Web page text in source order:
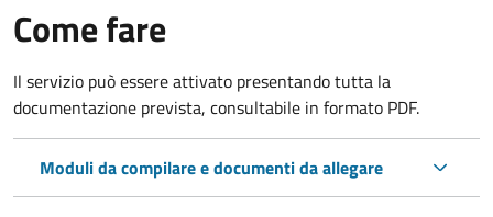
Come fare
Il servizio può essere attivato presentando tutta la
documentazione prevista, consultabile in formato PDF.
Moduli da compilare e documenti da allegare